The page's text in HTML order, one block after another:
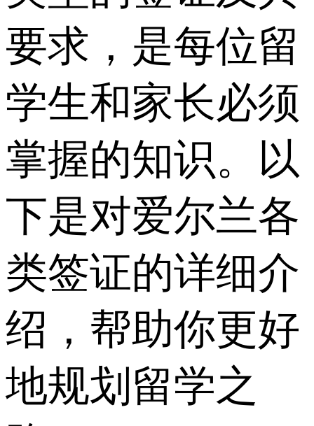
要求，是每位留
学生和家长必须
掌握的知识。以
下是对爱尔兰各
类签证的详细介
绍，帮助你更好
地规划留学之